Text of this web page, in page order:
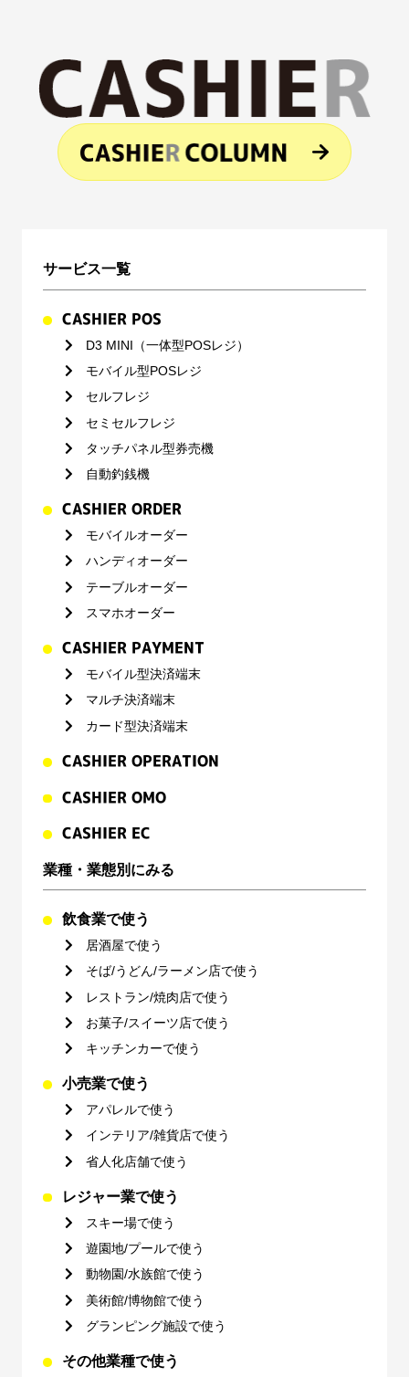
サービス一覧
CASHIER POS
D3 MINI（一体型POSレジ）
モバイル型POSレジ
セルフレジ
セミセルフレジ
タッチパネル型券売機
自動釣銭機
CASHIER ORDER
モバイルオーダー
ハンディオーダー
テーブルオーダー
スマホオーダー
CASHIER PAYMENT
モバイル型決済端末
マルチ決済端末
カード型決済端末
CASHIER OPERATION
CASHIER OMO
CASHIER EC
業種・業態別にみる
飲食業で使う
居酒屋で使う
そば/うどん/ラーメン店で使う
レストラン/焼肉店で使う
お菓子/スイーツ店で使う
キッチンカーで使う
小売業で使う
アパレルで使う
インテリア/雑貨店で使う
省人化店舗で使う
レジャー業で使う
スキー場で使う
遊園地/プールで使う
動物園/水族館で使う
美術館/博物館で使う
グランピング施設で使う
その他業種で使う